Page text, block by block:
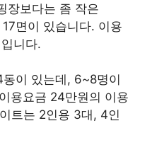
장보다는 좀 작은
면이 있습니다. 이용
니다.
이 있는데, 6~8명이
용요금 24만원의 이용
트는 2인용 3대, 4인